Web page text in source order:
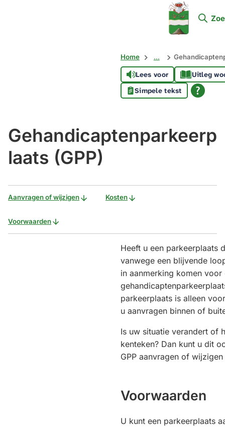
Mijn
Soest
Home ...
Lees voor
Uitleg
Simpele tekst
Gehandicaptenparkeerp
laats (GPP)
Aanvragen of wijzigen Kosten
Voorwaarden
Heeft u een parkeerplaats
vanwege een blijvende
in aanmerking komen voor
parkeerplaats is alleen
u aanvragen binnen of
Is uw situatie verandert of
kenteken? Dan kunt u dit
GPP aanvragen of
Voorwaarden
U kunt een parkeerplaats